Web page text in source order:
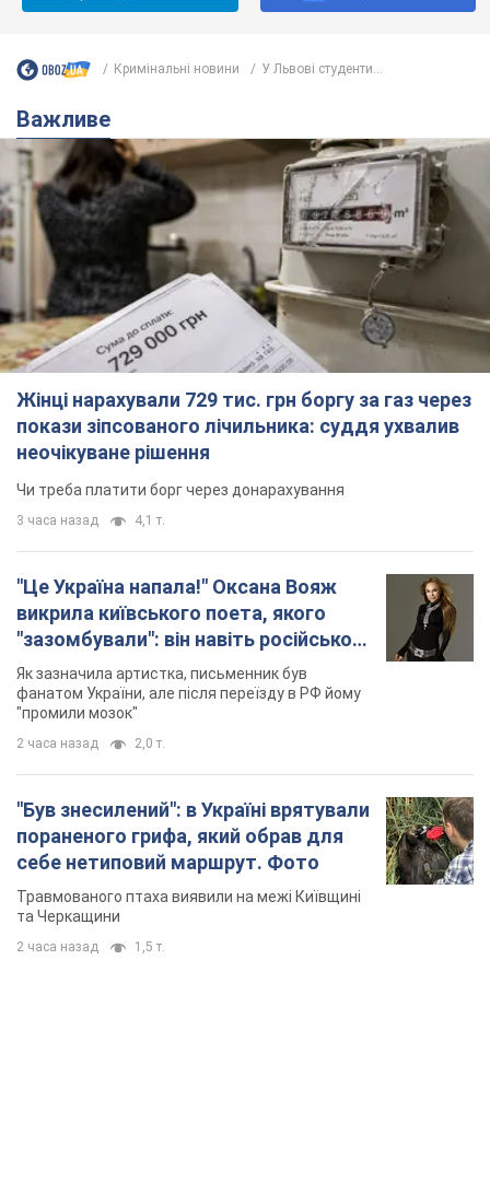
Кримінальні новини У Львові студенти...
Важливе
Жінці нарахували 729 тис. грн боргу за газ через
покази зіпсованого лічильника: суддя ухвалив
неочікуване рішення
Чи треба платити борг через донарахування
3 часа назад 4,1 т.
"Це Україна напала!" Оксана Вояж
викрила київського поета, якого
"зазомбували": він навіть російської
не знав, а тепер хоче геноциду
українців
Як зазначила артистка, письменник був
фанатом України, але після переїзду в РФ йому
"промили мозок"
2 часа назад 2,0 т.
"Був знесилений": в Україні врятували
пораненого грифа, який обрав для
себе нетиповий маршрут. Фото
Травмованого птаха виявили на межі Київщині
та Черкащини
2 часа назад 1,5 т.